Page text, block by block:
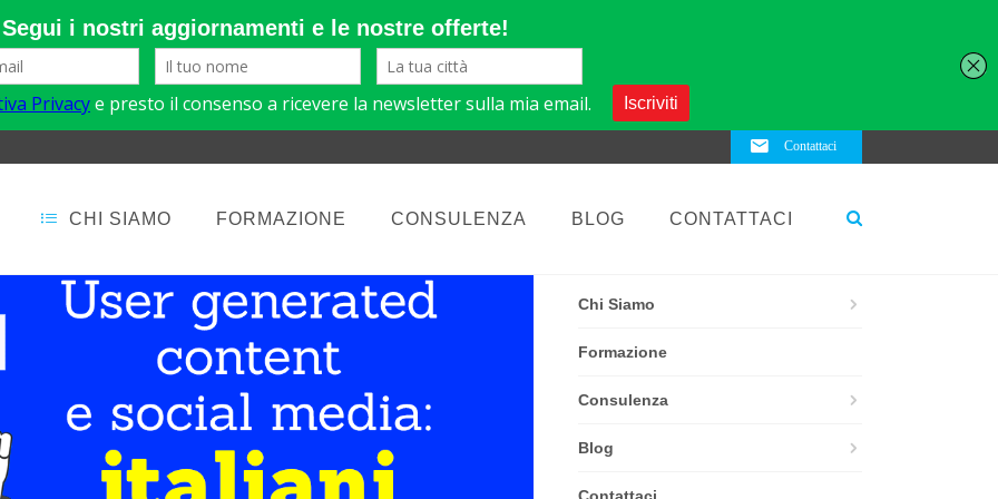
Contattaci
CHI SIAMO FORMAZIONE CONSULENZA BLOG CONTATTACI
Chi Siamo
Formazione
Consulenza
Blog